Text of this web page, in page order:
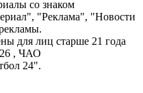
со знаком
"Реклама", "Новости
для лиц старше 21 года
, ЧАО
24".